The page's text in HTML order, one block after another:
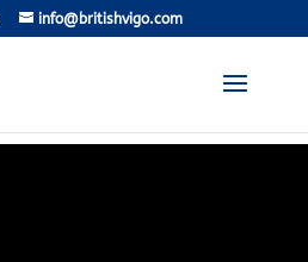
info@britishvigo.com